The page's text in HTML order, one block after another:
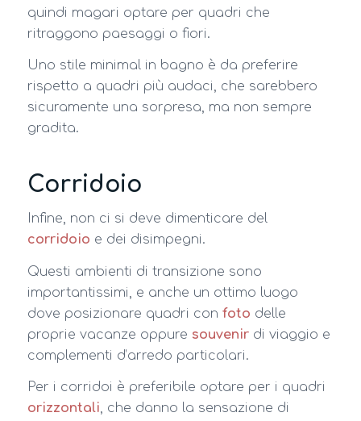
quindi magari optare per quadri che
ritraggono paesaggi o fiori.
Uno stile minimal in bagno è da preferire
rispetto a quadri più audaci, che sarebbero
sicuramente una sorpresa, ma non sempre
gradita.
Corridoio
Infine, non ci si deve dimenticare del
corridoio e dei disimpegni.
Questi ambienti di transizione sono
importantissimi, e anche un ottimo luogo
dove posizionare quadri con foto delle
proprie vacanze oppure souvenirdi viaggio e
complementi d’arredo particolari.
Per i corridoi è preferibile optare per i quadri
orizzontali, che danno la sensazione di